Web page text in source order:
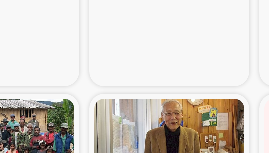
女性の生計向上を
コーヒー生産者支援 アイナロ県マウベ
ベイルート大規模爆発被災者支援 女